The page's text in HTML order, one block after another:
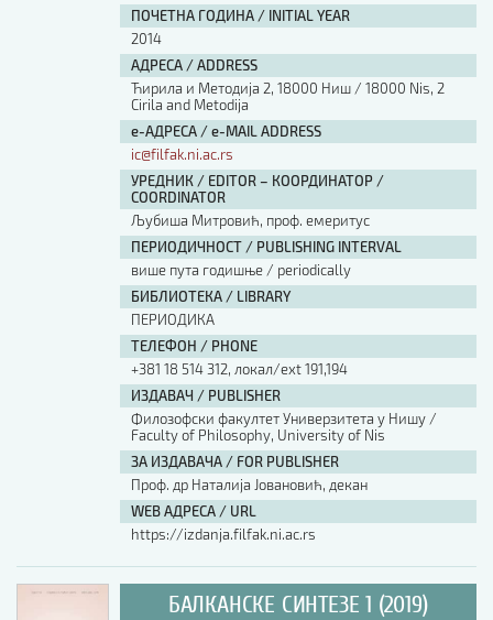
ПОЧЕТНА ГОДИНА / INITIAL YEAR
2014
АДРЕСА / ADDRESS
Ћирила и Методија 2, 18000 Ниш / 18000 Nis, 2
Cirila and Metodija
е-АДРЕСА / e-MAIL ADDRESS
ic@filfak.ni.ac.rs
УРЕДНИК / EDITOR – КООРДИНАТОР /
COORDINATOR
Љубиша Митровић, проф. емеритус
ПЕРИОДИЧНОСТ / PUBLISHING INTERVAL
више пута годишње / periodically
БИБЛИОТЕКА / LIBRARY
ПЕРИОДИКА
ТЕЛЕФОН / PHONE
+381 18 514 312, локал/ext 191,194
ИЗДАВАЧ / PUBLISHER
Филозофски факултет Универзитета у Нишу /
Faculty of Philosophy, University of Nis
ЗА ИЗДАВАЧА / FOR PUBLISHER
Проф. др Наталија Јовановић, декан
WEB АДРЕСА / URL
https://izdanja.filfak.ni.ac.rs
БАЛКАНСКЕ СИНТЕЗЕ 1 (2019)